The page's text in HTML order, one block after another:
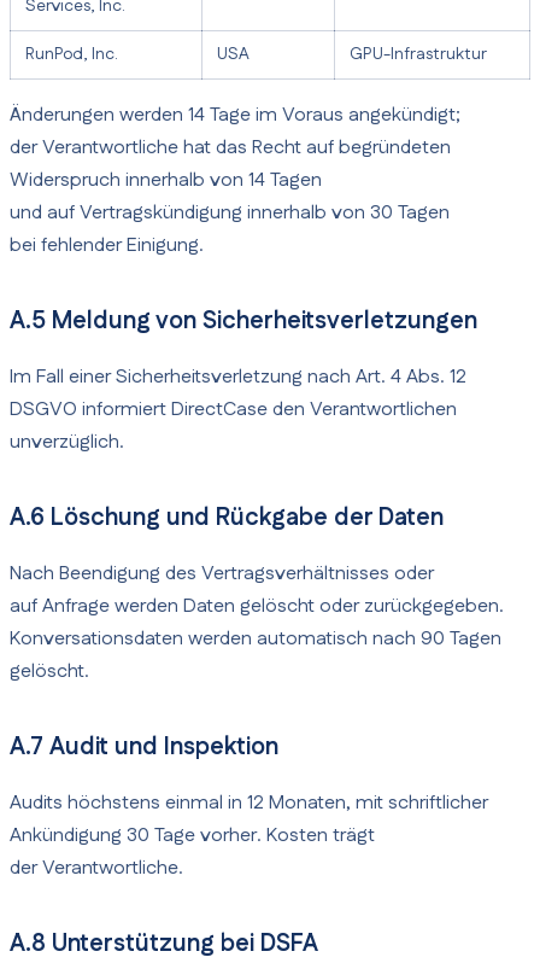
Services, Inc.
RunPod, Inc. USA GPU-Infrastruktur
Änderungen werden 14 Tage im Voraus angekündigt;
der Verantwortliche hat das Recht auf begründeten
Widerspruch innerhalb von 14 Tagen
und auf Vertragskündigung innerhalb von 30 Tagen
bei fehlender Einigung.
A.5 Meldung von Sicherheitsverletzungen
Im Fall einer Sicherheitsverletzung nach Art. 4 Abs. 12
DSGVO informiert DirectCase den Verantwortlichen
unverzüglich.
A.6 Löschung und Rückgabe der Daten
Nach Beendigung des Vertragsverhältnisses oder
auf Anfrage werden Daten gelöscht oder zurückgegeben.
Konversationsdaten werden automatisch nach 90 Tagen
gelöscht.
A.7 Audit und Inspektion
Audits höchstens einmal in 12 Monaten, mit schriftlicher
Ankündigung 30 Tage vorher. Kosten trägt
der Verantwortliche.
A.8 Unterstützung bei DSFA